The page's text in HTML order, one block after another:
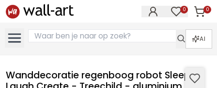
0 0
AI
Wanddecoratie regenboog robot Sleep